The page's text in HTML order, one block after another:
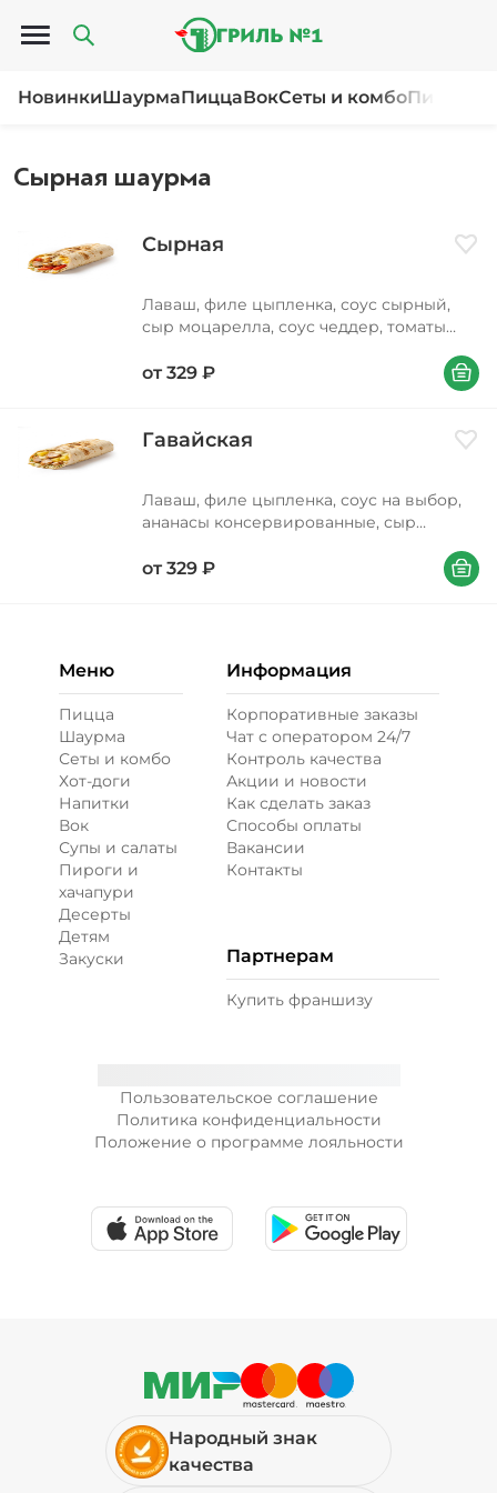
Открыть меню
НовинкиШаурмаПиццаВокСеты и комбоПироги
Сырная шаурма
Сырная
Лаваш, филе цыпленка, соус сырный,
сыр моцарелла, соус чеддер, томаты
от 329 ₽ В
Гавайская
Лаваш, филе цыпленка, соус на выбор,
ананасы консервированные, сыр
от 329 ₽ В
Пользовательское соглашение
Политика конфиденциальности
Положение о программе лояльности
Меню
Пицца
Шаурма
Сеты и комбо
Хот-доги
Напитки
Вок
Супы и салаты
Пироги и
хачапури
Десерты
Детям
Закуски
Информация
Корпоративные заказы
Чат с оператором 24/7
Контроль качества
Акции и новости
Как сделать заказ
Способы оплаты
Вакансии
Контакты
Партнерам
Купить франшизу
Народный знак
качества